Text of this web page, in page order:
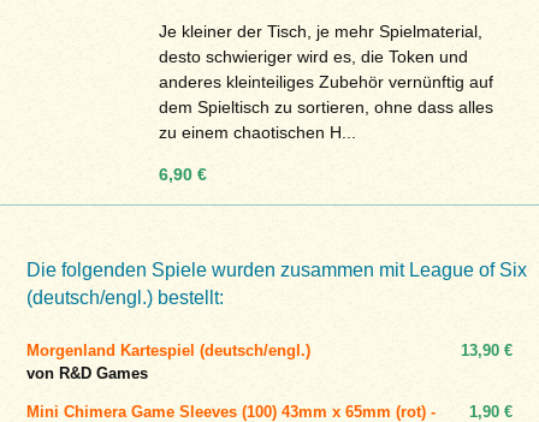
Je kleiner der Tisch, je mehr Spielmaterial,
desto schwieriger wird es, die Token und
anderes kleinteiliges Zubehör vernünftig auf
dem Spieltisch zu sortieren, ohne dass alles
zu einem chaotischen H...
6,90 €
Die folgenden Spiele wurden zusammen mit League of Six
(deutsch/engl.) bestellt:
Morgenland Kartespiel (deutsch/engl.)
von R&D Games
13,90 €
Mini Chimera Game Sleeves (100) 43mm x 65mm (rot) -
1,90 €